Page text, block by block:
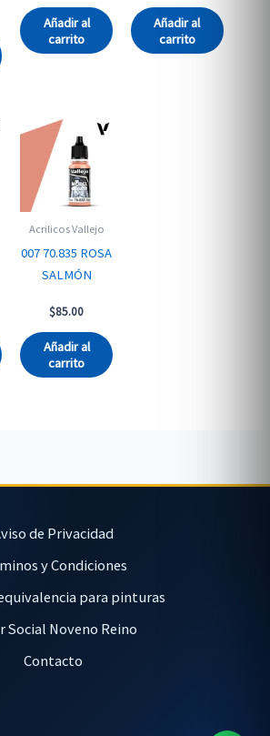
Añadir al
carrito
Añadir al
carrito
Acrilicos Vallejo
007 70.835 ROSA
SALMÓN
$85.00
Añadir al
carrito
de Privacidad
y Condiciones
para pinturas
Social Noveno Reino
Contacto